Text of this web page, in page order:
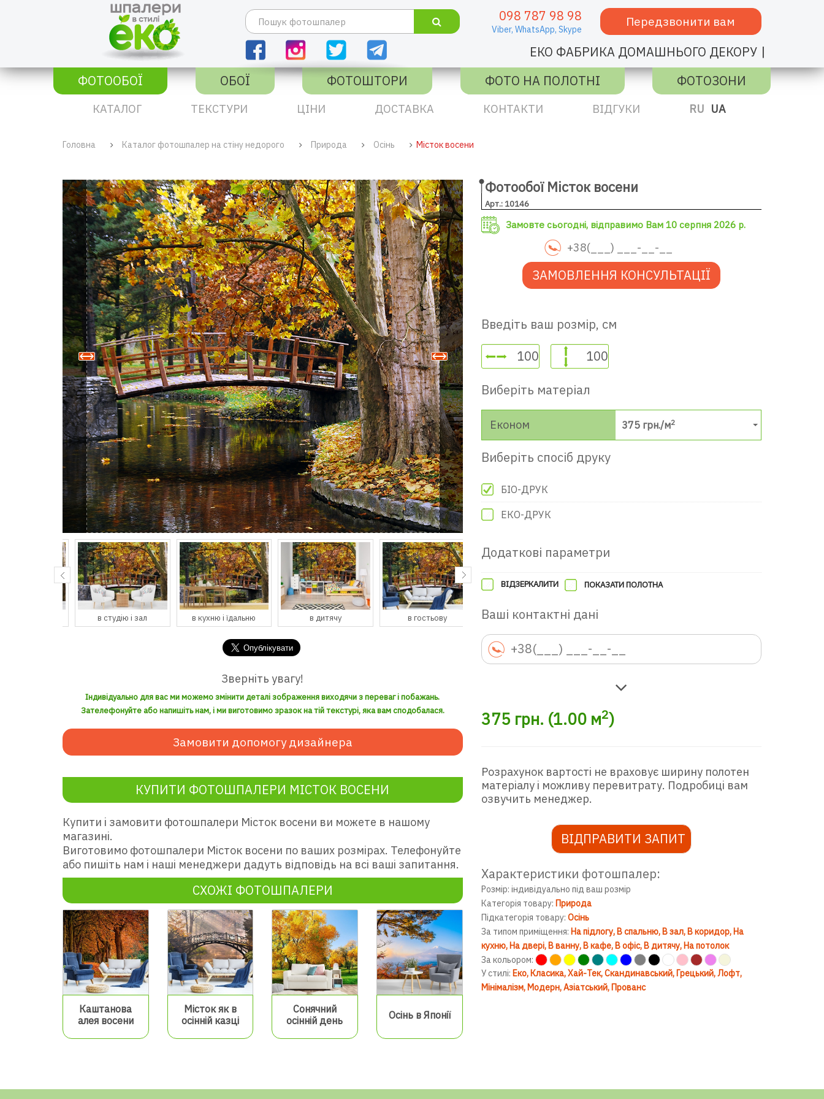
098 787 98 98
Viber, WhatsApp, Skype
Передзвонити вам
ЕКО ФАБРИКА ДОМАШНЬОГО ДЕКОРУ |
ФОТООБОЇ
ОБОЇ ФОТОШТОРИ ФОТО НА ПОЛОТНІ ФОТОЗОНИ
КАТАЛОГ ТЕКСТУРИ ЦІНИ ДОСТАВКА КОНТАКТИ ВІДГУКИ RU UA
Головна Каталог фотошпалер на стіну недорого Природа Осінь Місток восени
в студію і зал в кухню і їдальню в дитячу в гостьову в передпокій в ігрову кімнату
Зверніть увагу!
Індивідуально для вас ми можемо змінити деталі зображення виходячи з переваг і побажань.
Зателефонуйте або напишіть нам, і ми виготовимо зразок на тій текстурі, яка вам сподобалася.
Замовити допомогу дизайнера
КУПИТИ ФОТОШПАЛЕРИ МІСТОК ВОСЕНИ
Купити і замовити фотошпалери Місток восени ви можете в нашому
магазині.
Виготовимо фотошпалери Місток восени по ваших розмірах. Телефонуйте
або пишіть нам і наші менеджери дадуть відповідь на всі ваші запитання.
СХОЖІ ФОТОШПАЛЕРИ
Каштанова
алея восени
Місток як в
осінній казці
Сонячний
осінній день
Осінь в Японії
Фотообої Місток восени
Арт.: 10146
Замовте сьогодні, відправимо Вам 10 серпня 2026 р.
ЗАМОВЛЕННЯ КОНСУЛЬТАЦІЇ
Введіть ваш розмір, см
Виберіть матеріал
Економ 375 грн./м2
Виберіть спосіб друку
БІО-ДРУК
ЕКО-ДРУК
Додаткові параметри
ВІДЗЕРКАЛИТИ ПОКАЗАТИ ПОЛОТНА
Ваші контактні дані
375 грн. (1.00м2)
Розрахунок вартості не враховує ширину полотен
матеріалу і можливу перевитрату. Подробиці вам
озвучить менеджер.
ВІДПРАВИТИ ЗАПИТ
Характеристики фотошпалер:
Розмір: індивідуально під ваш розмір
Категорія товару: Природа
Підкатегорія товару: Осінь
За типом приміщення: На підлогу В спальню В зал В коридор На
кухню На двері В ванну В кафе В офіс В дитячу На потолок
За кольором:
У стилі: Еко Класика Хай-Тек Скандинавський Грецький Лофт
Мінімалізм Модерн Азіатський Прованс